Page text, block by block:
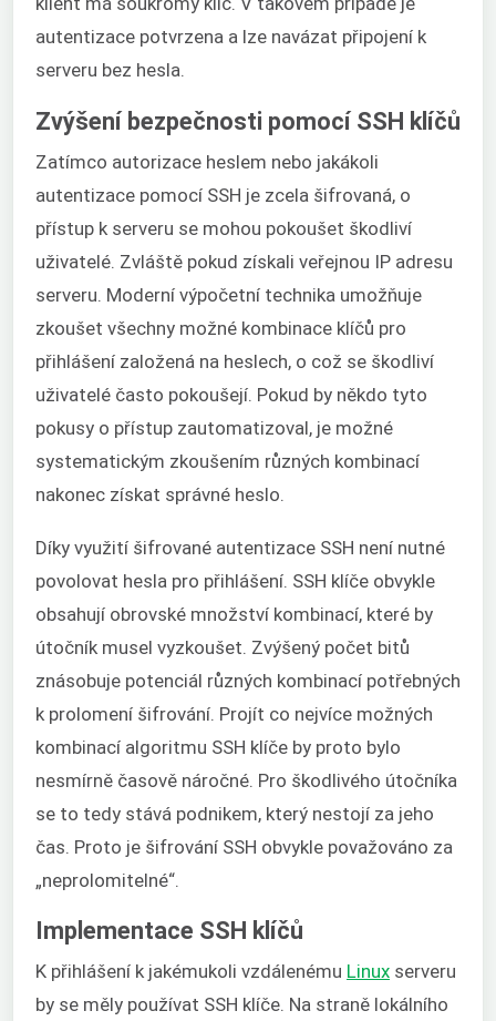
autentizace potvrzena a lze navázat připojení k
serveru bez hesla.
Zvýšení bezpečnosti pomocí SSH klíčů
Zatímco autorizace heslem nebo jakákoli
autentizace pomocí SSH je zcela šifrovaná, o
přístup k serveru se mohou pokoušet škodliví
uživatelé. Zvláště pokud získali veřejnou IP adresu
serveru. Moderní výpočetní technika umožňuje
zkoušet všechny možné kombinace klíčů pro
přihlášení založená na heslech, o což se škodliví
uživatelé často pokoušejí. Pokud by někdo tyto
pokusy o přístup zautomatizoval, je možné
systematickým zkoušením různých kombinací
nakonec získat správné heslo.
Díky využití šifrované autentizace SSH není nutné
povolovat hesla pro přihlášení. SSH klíče obvykle
obsahují obrovské množství kombinací, které by
útočník musel vyzkoušet. Zvýšený počet bitů
znásobuje potenciál různých kombinací potřebných
k prolomení šifrování. Projít co nejvíce možných
kombinací algoritmu SSH klíče by proto bylo
nesmírně časově náročné. Pro škodlivého útočníka
se to tedy stává podnikem, který nestojí za jeho
čas. Proto je šifrování SSH obvykle považováno za
„neprolomitelné“.
Implementace SSH klíčů
K přihlášení k jakémukoli vzdálenému Linux serveru
by se měly používat SSH klíče. Na straně lokálního